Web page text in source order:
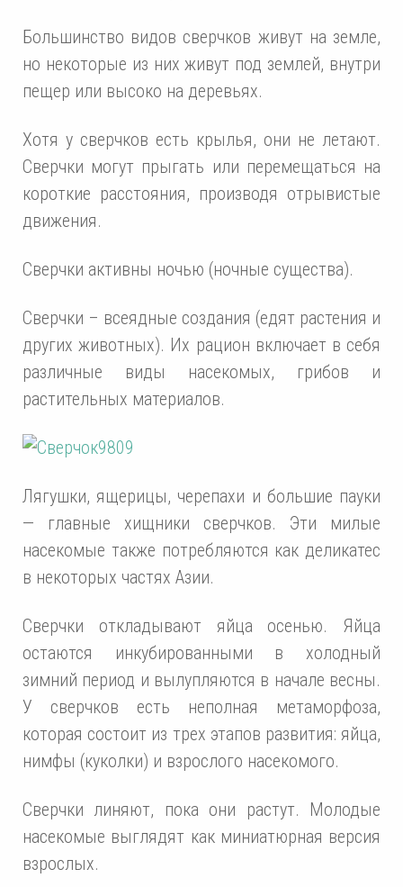
Большинство видов сверчков живут на земле,
но некоторые из них живут под землей, внутри
пещер или высоко на деревьях.
Хотя у сверчков есть крылья, они не летают.
Сверчки могут прыгать или перемещаться на
короткие расстояния, производя отрывистые
движения.
Сверчки активны ночью (ночные существа).
Сверчки – всеядные создания (едят растения и
других животных). Их рацион включает в себя
различные виды насекомых, грибов и
растительных материалов.
Лягушки, ящерицы, черепахи и большие пауки
— главные хищники сверчков. Эти милые
насекомые также потребляются как деликатес
в некоторых частях Азии.
Сверчки откладывают яйца осенью. Яйца
остаются инкубированными в холодный
зимний период и вылупляются в начале весны.
У сверчков есть неполная метаморфоза,
которая состоит из трех этапов развития: яйца,
нимфы (куколки) и взрослого насекомого.
Сверчки линяют, пока они растут. Молодые
насекомые выглядят как миниатюрная версия
взрослых.